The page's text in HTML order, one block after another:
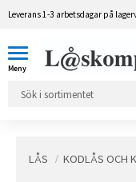
Leverans 1-3 arbetsdagar på
LÅS KODLÅS OCH